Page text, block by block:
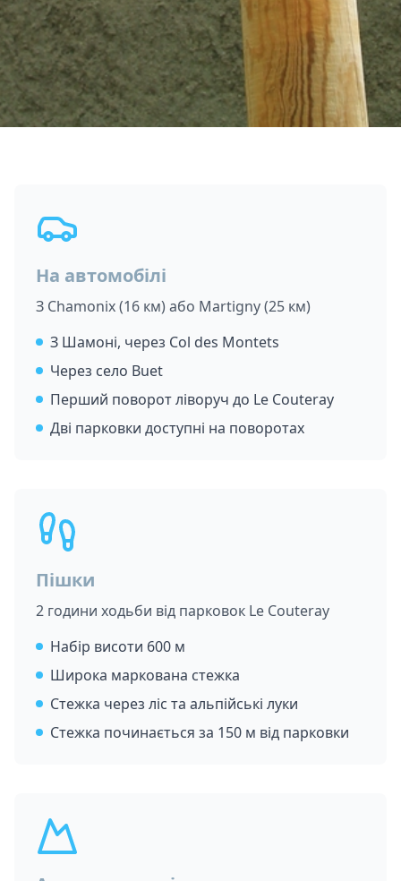
На автомобілі
З Chamonix (16 км) або Martigny (25 км)
З Шамоні, через Col des Montets
Через село Buet
Перший поворот ліворуч до Le Couteray
Дві парковки доступні на поворотах
Пішки
2 години ходьби від парковок Le Couteray
Набір висоти 600 м
Широка маркована стежка
Стежка через ліс та альпійські луки
Стежка починається за 150 м від парковки